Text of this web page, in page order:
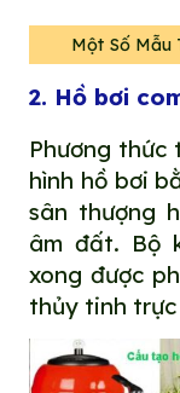
Một Số Mẫu
2. Hồ bơi
Phương
hình hồ bơi
sân thượng
âm đất. Bộ
xong được
thủy tinh